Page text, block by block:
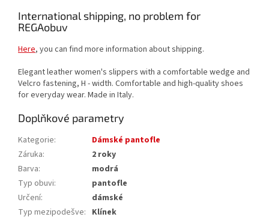
International shipping, no problem for
REGAobuv
Here, you can find more information about shipping.
Elegant leather women's slippers with a comfortable wedge and
Velcro fastening, H - width. Comfortable and high-quality shoes
for everyday wear. Made in Italy.
Doplňkové parametry
Kategorie:
Dámské pantofle
Záruka:
2 roky
Barva:
modrá
Typ obuvi:
pantofle
Určení:
dámské
Typ mezipodešve: Klínek